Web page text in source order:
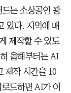
는 소상공인 광
있다. 지역에 매
제작할 수 있도
올해부터는 AI
제작 시간을 10
드하면 AI가 이